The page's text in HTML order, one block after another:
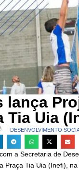
lança
Tia Uia
DESENVOLVIMENTO
a Secretaria de
Tia Uia (Inefi), na